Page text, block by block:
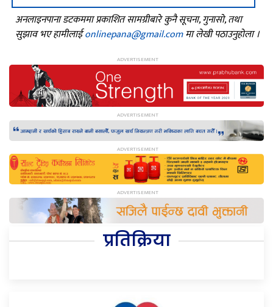
अनलाइनपाना डटकममा प्रकाशित सामग्रीबारे कुनै सूचना, गुनासो, तथा
सुझाव भए हामीलाईonlinepana@gmail.comमा लेखी पठाउनुहोला ।
प्रतिक्रिया